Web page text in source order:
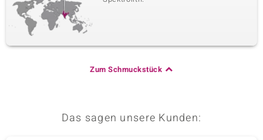
Grüner Mondstein
Karatgewicht Summe
0,72 ct
Indien
Zum Schmuckstück
Das sagen unsere Kunden: